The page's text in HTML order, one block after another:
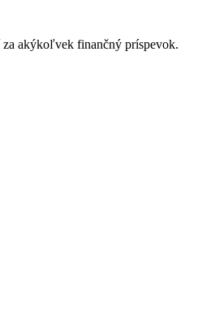
akýkoľvek finančný príspevok.